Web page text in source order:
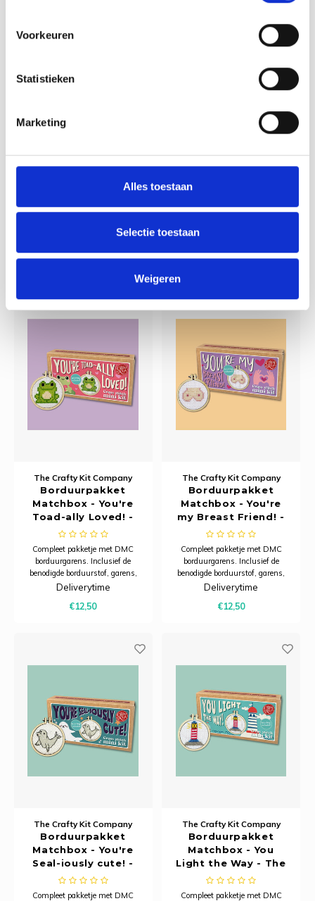
Voorkeuren
Statistieken
Marketing
Alles toestaan
Selectie toestaan
Weigeren
The Crafty Kit Company
Matchbox - So
Grateful Furr You -
borduurgarens. Inclusief de
benodigde borduurstof, garens,
patroon, naald en beschrijving.
Dit pakket is verpakt in een
kartonnen verpakking en is
zorgvuldig ontworpen om een ​​
sleutelhanger te creëren d
€12,50
The Crafty Kit Company
Matchbox - All You
Need is a Cat - The
Crafty Kit Company
borduurgarens. Inclusief de
benodigde borduurstof, garens,
patroon, naald en beschrijving.
Dit pakket is verpakt in een
kartonnen verpakking en is
zorgvuldig ontworpen om een ​​
sleutelhanger te creëren d
€12,50
The Crafty Kit Company
Borduurpakket
Matchbox - You're
Toad-ally Loved! -
The Crafty Kit
Company
Compleet pakketje met DMC
borduurgarens. Inclusief de
benodigde borduurstof, garens,
patroon, naald en beschrijving.
kartonnen verpakking en is
Deliverytime
€12,50
The Crafty Kit Company
Borduurpakket
Matchbox - You're
my Breast Friend! -
The Crafty Kit
Company
Compleet pakketje met DMC
borduurgarens. Inclusief de
benodigde borduurstof, garens,
patroon, naald en beschrijving.
kartonnen verpakking en is
Deliverytime
€12,50
The Crafty Kit Company
Borduurpakket
Matchbox - You're
Seal-iously cute! -
The Crafty Kit
Company
Compleet pakketje met DMC
The Crafty Kit Company
Borduurpakket
Matchbox - You
Light the Way - The
Crafty Kit Company
Compleet pakketje met DMC